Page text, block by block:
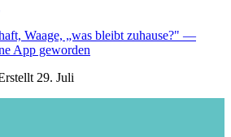
Waage, „was bleibt zuhause?" —
App geworden
29. Juli